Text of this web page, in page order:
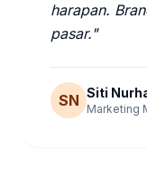
harapan.
pasar."
SN Siti
Marketing